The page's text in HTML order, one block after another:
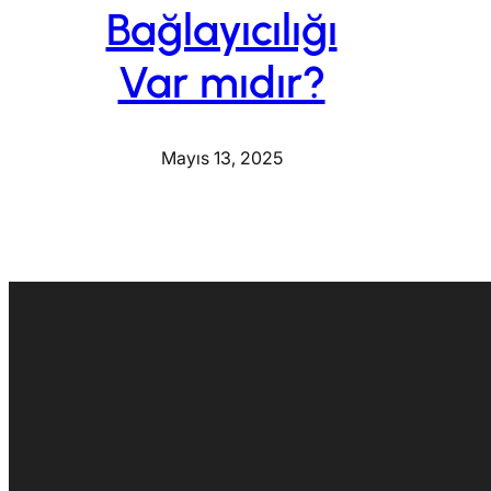
Bağlayıcılığı
Var mıdır?
Mayıs 13, 2025